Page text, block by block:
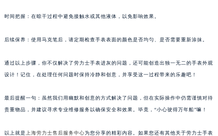
时间把握：在晾干过程中避免接触水或其他液体，以免影响效果。
后续保养：使用马克笔后，请定期检查手表表面的颜色是否均匀、是否需要重新涂抹。
通过以上步骤，你不仅解决了劳力士手表进灰的问题，还可能创造出独一无二的手表外观
设计！记住，在处理任何问题时保持冷静和创意，并享受这一过程带来的乐趣吧！
最后提醒一句：虽然我们用幽默和创意的方式解决了问题，但在实际操作中仍需谨慎对待
贵重物品，并建议寻求专业维修服务以确保安全和效果。毕竟，“小心驶得万年船”嘛！
以上就是上海劳力士售后服务中心为您分享的精彩内容。如果您还有其他关于劳力士手表